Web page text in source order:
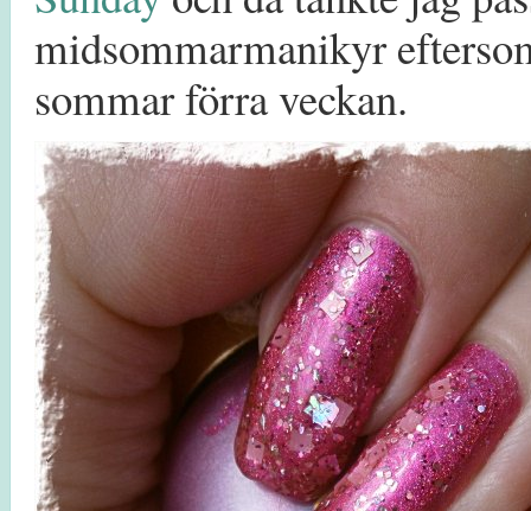
midsommarmanikyr
sommar förra veckan.